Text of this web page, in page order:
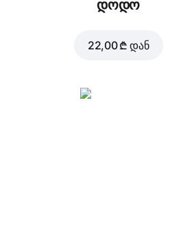
დოდო
22,00 ₾ დან